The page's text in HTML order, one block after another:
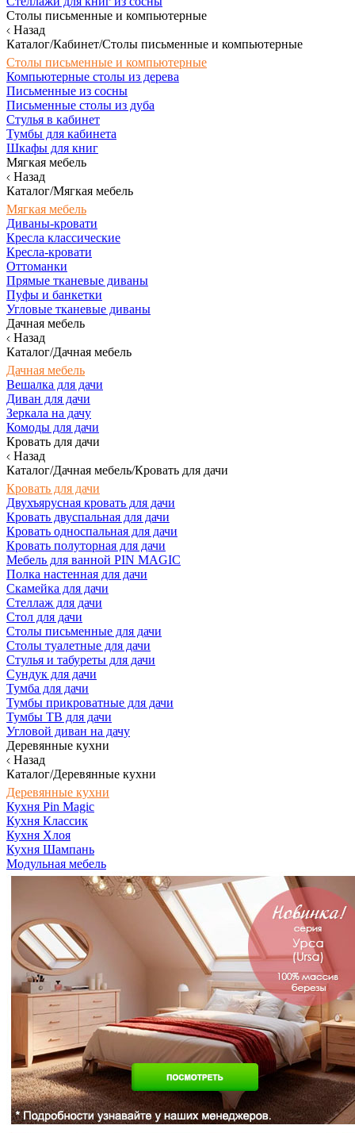
Столы письменные и компьютерные
Назад
Каталог/Кабинет/Столы письменные и компьютерные
Столы письменные и компьютерные
Компьютерные столы из дерева
Письменные из сосны
Письменные столы из дуба
Стулья в кабинет
Тумбы для кабинета
Шкафы для книг
Мягкая мебель
Назад
Каталог/Мягкая мебель
Мягкая мебель
Диваны-кровати
Кресла классические
Кресла-кровати
Оттоманки
Прямые тканевые диваны
Пуфы и банкетки
Угловые тканевые диваны
Дачная мебель
Назад
Каталог/Дачная мебель
Дачная мебель
Вешалка для дачи
Диван для дачи
Зеркала на дачу
Комоды для дачи
Кровать для дачи
Назад
Каталог/Дачная мебель/Кровать для дачи
Кровать для дачи
Двухъярусная кровать для дачи
Кровать двуспальная для дачи
Кровать односпальная для дачи
Кровать полуторная для дачи
Мебель для ванной PIN MAGIC
Полка настенная для дачи
Скамейка для дачи
Стеллаж для дачи
Стол для дачи
Столы письменные для дачи
Столы туалетные для дачи
Стулья и табуреты для дачи
Сундук для дачи
Тумба для дачи
Тумбы прикроватные для дачи
Тумбы ТВ для дачи
Угловой диван на дачу
Деревянные кухни
Назад
Каталог/Деревянные кухни
Деревянные кухни
Кухня Pin Magic
Кухня Классик
Кухня Хлоя
Кухня Шампань
Модульная мебель